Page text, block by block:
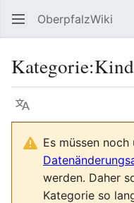
OberpfalzWiki
Kategorie:
Sprache
Es müssen noch
werden. Daher
Kategorie so